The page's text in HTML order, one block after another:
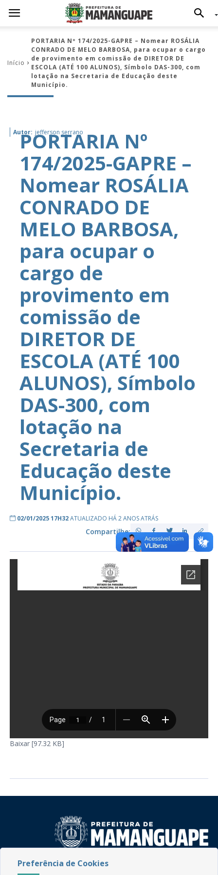
Início
PORTARIA Nº 174/2025-GAPRE – Nomear ROSÁLIA
CONRADO DE MELO BARBOSA, para ocupar o cargo
de provimento em comissão de DIRETOR DE
ESCOLA (ATÉ 100 ALUNOS), Símbolo DAS-300, com
lotação na Secretaria de Educação deste
Município.
Autor: jefferson serrano
PORTARIA Nº
174/2025-GAPRE –
Nomear ROSÁLIA
CONRADO DE
MELO BARBOSA,
para ocupar o
cargo de
provimento em
comissão de
DIRETOR DE
ESCOLA (ATÉ 100
ALUNOS), Símbolo
DAS-300, com
lotação na
Secretaria de
Educação deste
Município.
02/01/2025 17H32ATUALIZADO HÁ 2 ANOS ATRÁS
Compartilhe:
Baixar [97.32 KB]
Rua do Imperador, 78, Centro
Preferência de Cookies